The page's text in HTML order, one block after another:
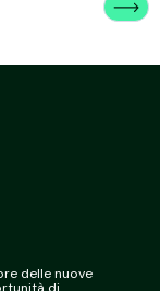
delle nuove
di